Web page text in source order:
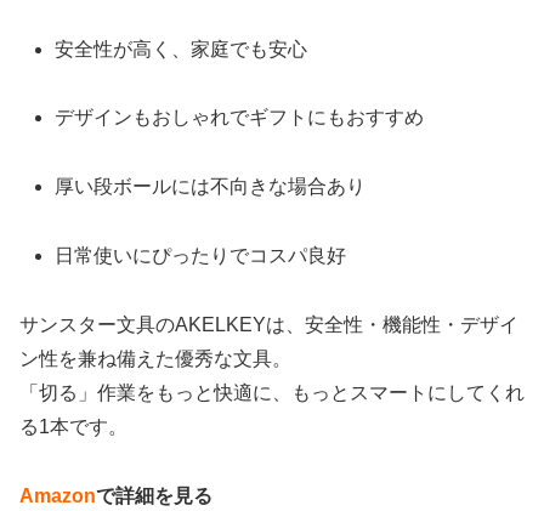
安全性が高く、家庭でも安心
デザインもおしゃれでギフトにもおすすめ
厚い段ボールには不向きな場合あり
日常使いにぴったりでコスパ良好
サンスター文具のAKELKEYは、安全性・機能性・デザイ
ン性を兼ね備えた優秀な文具。
「切る」作業をもっと快適に、もっとスマートにしてくれ
る1本です。
Amazonで詳細を見る